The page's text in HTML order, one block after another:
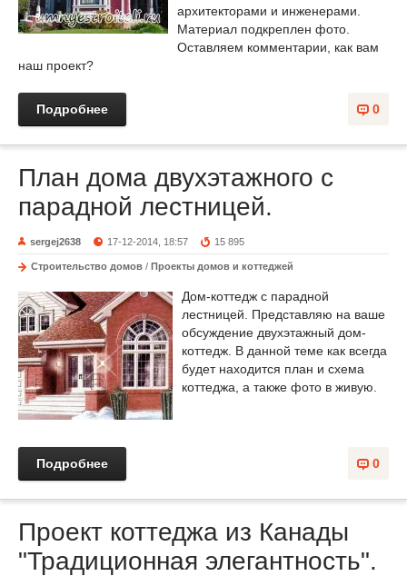
архитекторами и инженерами.
Материал подкреплен фото.
Оставляем комментарии, как вам
наш проект?
0
Подробнее
План дома двухэтажного с
парадной лестницей.
sergej2638 17-12-2014, 18:57 15 895
Строительство домов / Проекты домов и коттеджей
Дом-коттедж с парадной
лестницей. Представляю на ваше
обсуждение двухэтажный дом-
коттедж. В данной теме как всегда
будет находится план и схема
коттеджа, а также фото в живую.
0
Подробнее
Проект коттеджа из Канады
"Традиционная элегантность".